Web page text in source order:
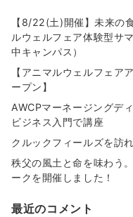
【8/22(土)開催】未来の
ルウェルフェア体験型サ
中キャンパス）
【アニマルウェルフェア
ープン】
AWCPマーネージングデ
ビジネス入門で講座
クルックフィールズを訪
秩父の風土と命を味わう
ークを開催しました！
最近のコメント